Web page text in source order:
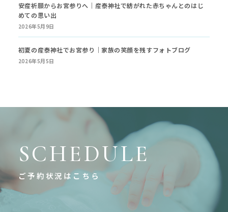
安産祈願からお宮参りへ｜産泰神社で紡がれた赤ちゃんとのはじ
めての思い出
2026年5月9日
初夏の産泰神社でお宮参り｜家族の笑顔を残すフォトブログ
2026年5月5日
SCHEDULE
ご予約状況はこちら